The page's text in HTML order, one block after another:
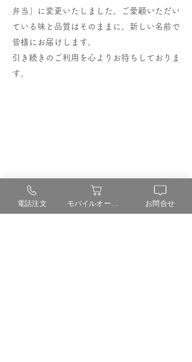
弁当」に変更いたしました。ご愛顧いただい
ている味と品質はそのままに、新しい名前で
皆様にお届けします。
引き続きのご利用を心よりお待ちしておりま
す。
電話注文 お問合せ